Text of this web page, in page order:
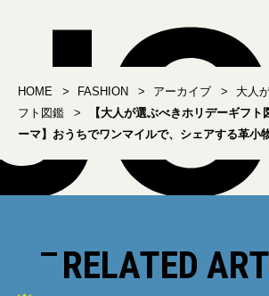
HOME FASHION アーカイブ
大人
フト図鑑
【大人が選ぶべきホリデーギフ
ーマ】おうちでワンマイルで、シェアする革小
RELATED